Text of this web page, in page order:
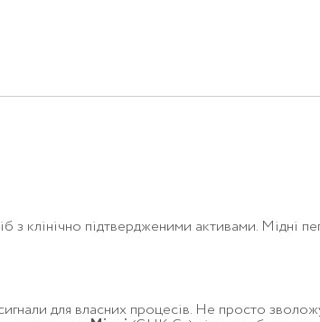
клінічно підтвердженими активами. Мідні
для власних процесів. Не просто